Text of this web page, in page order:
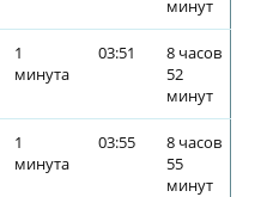
минут
1
минута
03:51
8 часов
52
минут
1
минута
03:55
8 часов
55
минут